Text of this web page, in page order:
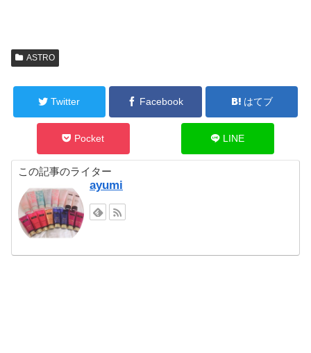
ASTRO
Twitter Facebook はてブ
Pocket LINE
この記事のライター
ayumi